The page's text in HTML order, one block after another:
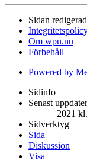
Sidan
Om wpu.nu
Förbehåll
Powered by
Sidinfo
Senast
2021 kl.
Sidverktyg
Sida
Diskussion
Visa